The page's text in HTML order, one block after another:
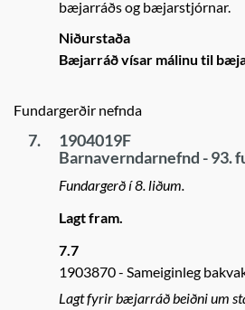
bæjarráðs og bæjarstjórnar.
Niðurstaða
Bæjarráð vísar málinu til
Fundargerðir nefnda
7.
1904019F
Barnaverndarnefnd - 93.
Fundargerð í 8. liðum.
Lagt fram.
7.7
1903870
Sameiginleg
Lagt fyrir bæjarráð beiðni um